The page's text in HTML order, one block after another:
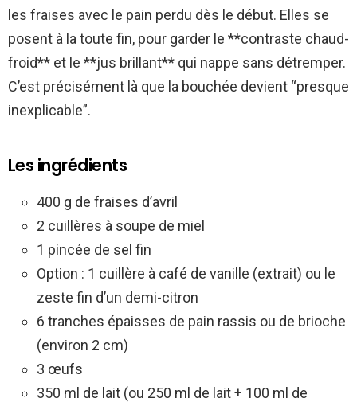
les fraises avec le pain perdu dès le début. Elles se
posent à la toute fin, pour garder le **contraste chaud-
froid** et le **jus brillant** qui nappe sans détremper.
C’est précisément là que la bouchée devient “presque
inexplicable”.
Les ingrédients
400 g de fraises d’avril
2 cuillères à soupe de miel
1 pincée de sel fin
Option : 1 cuillère à café de vanille (extrait) ou le
zeste fin d’un demi-citron
6 tranches épaisses de pain rassis ou de brioche
(environ 2 cm)
3 œufs
350 ml de lait (ou 250 ml de lait + 100 ml de